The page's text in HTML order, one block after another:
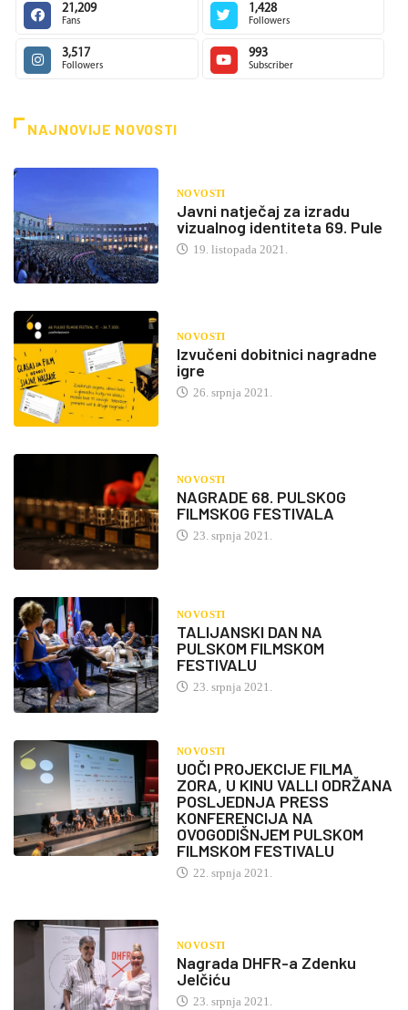
21,209
Fans
1,428
Followers
3,517
Followers
993
Subscriber
NAJNOVIJE NOVOSTI
NOVOSTI
Javni natječaj za izradu
vizualnog identiteta 69. Pule
19. listopada 2021.
NOVOSTI
Izvučeni dobitnici nagradne
igre
26. srpnja 2021.
NOVOSTI
NAGRADE 68. PULSKOG
FILMSKOG FESTIVALA
23. srpnja 2021.
NOVOSTI
TALIJANSKI DAN NA
PULSKOM FILMSKOM
FESTIVALU
23. srpnja 2021.
NOVOSTI
UOČI PROJEKCIJE FILMA
ZORA, U KINU VALLI ODRŽANA
POSLJEDNJA PRESS
KONFERENCIJA NA
OVOGODIŠNJEM PULSKOM
FILMSKOM FESTIVALU
22. srpnja 2021.
NOVOSTI
Nagrada DHFR-a Zdenku
Jelčiću
23. srpnja 2021.